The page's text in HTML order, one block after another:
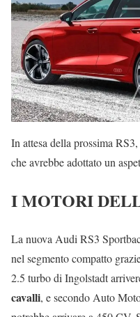
In attesa della prossima
che avrebbe adottato un
I MOTORI
La nuova Audi RS3
nel segmento compatto
2.5 turbo di Ingolstadt
cavalli, e secondo Auto